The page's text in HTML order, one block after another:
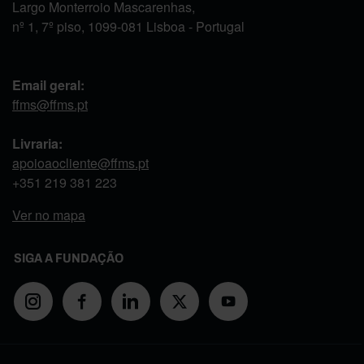
Largo Monterroio Mascarenhas,
nº 1, 7º piso, 1099-081 Lisboa - Portugal
Email geral:
ffms@ffms.pt
Livraria:
apoioaocliente@ffms.pt
+351 219 381 223
Ver no mapa
SIGA A FUNDAÇÃO